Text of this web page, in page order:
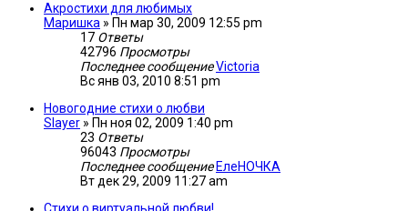
Акростихи для любимых
Маришка » Пн мар 30, 2009 12:55 pm
17 Ответы
42796 Просмотры
Последнее сообщениеVictoria
Вс янв 03, 2010 8:51 pm
Новогодние стихи о любви
Slayer » Пн ноя 02, 2009 1:40 pm
23 Ответы
96043 Просмотры
Последнее сообщение ЕлеНОЧКА
Вт дек 29, 2009 11:27 am